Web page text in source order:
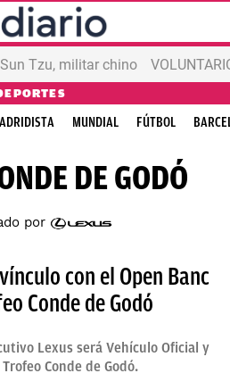
Sun Tzu, militar chino
MUNDIAL FÚTBOL
DE GODÓ
por
con el Open Banc
Conde de Godó
Lexus será Vehículo Oficial y
Conde de Godó.